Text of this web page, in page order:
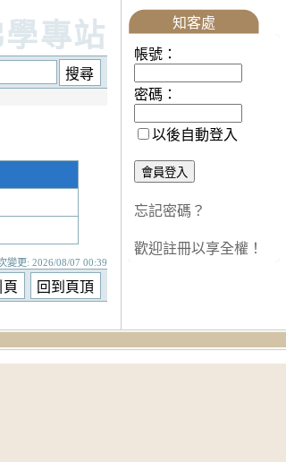
專站
變更: 2026/08/07 00:39
知客處
帳號：
密碼：
以後自動登入
忘記密碼？
歡迎註冊以享全權！